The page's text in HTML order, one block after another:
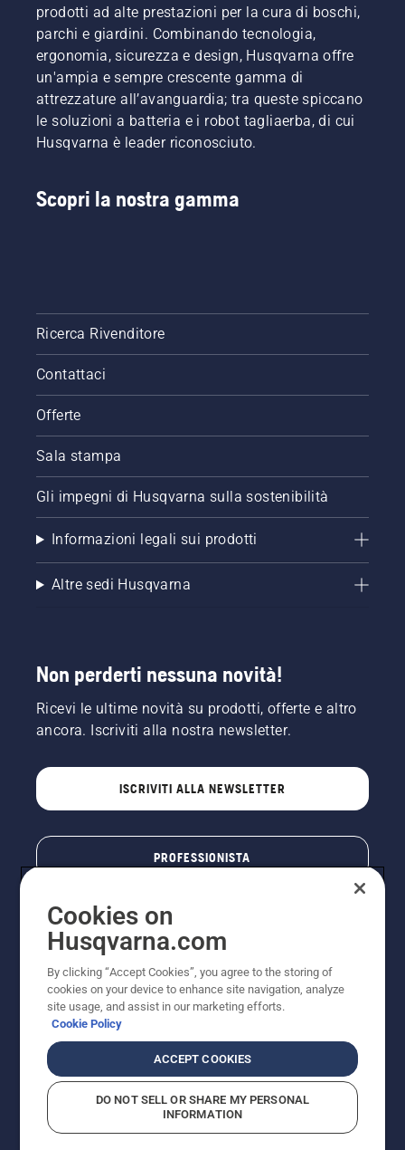
prodotti ad alte prestazioni per la cura di boschi,
parchi e giardini. Combinando tecnologia,
ergonomia, sicurezza e design, Husqvarna offre
un'ampia e sempre crescente gamma di
attrezzature all’avanguardia; tra queste spiccano
le soluzioni a batteria e i robot tagliaerba, di cui
Husqvarna è leader riconosciuto.
Scopri la nostra gamma
Ricerca Rivenditore
Contattaci
Offerte
Sala stampa
Gli impegni di Husqvarna sulla sostenibilità
Informazioni legali sui prodotti
Altre sedi Husqvarna
Non perderti nessuna novità!
Ricevi le ultime novità su prodotti, offerte e altro
ancora. Iscriviti alla nostra newsletter.
ISCRIVITI ALLA NEWSLETTER
PROFESSIONISTA
© Husqvarna AB (publ). Tutti i diritti riservati. I prezzi
pubblicati si intendono raccomandati e arrotondati, non
impegnativi, comprensivi di I.V.A. vigente. FERCAD SpA
- Via Retrone, 49 - 36077 Altavilla Vic. (VI) - Capitale
Sociale € 2.000.000 int. vers. P.I. e C.F. 01252490246 -
Cookies on
Husqvarna.com
By clicking “Accept Cookies”, you agree to the storing of
cookies on your device to enhance site navigation, analyze
site usage, and assist in our marketing efforts.
Cookie Policy
ACCEPT COOKIES
DO NOT SELL OR SHARE MY PERSONAL
INFORMATION